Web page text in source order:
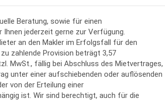
Beratung, sowie für einen
jederzeit gerne zur Verfügung.
an den Makler im Erfolgsfall für den
zahlende Provision beträgt 3,57
MwSt., fällig bei Abschluss des Mietvertrages,
unter einer aufschiebenden oder auflösenden
von der Erteilung einer
ist. Wir sind berechtigt, auch für die